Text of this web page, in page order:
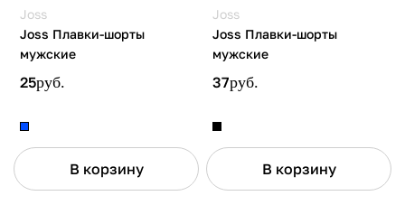
Joss
Joss Плавки-шорты
мужские
25руб.
В корзину
Joss
Joss Плавки-шорты
мужские
37руб.
В корзину